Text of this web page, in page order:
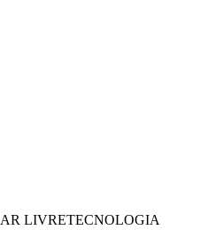
AR LIVRETECNOLOGIA